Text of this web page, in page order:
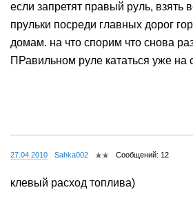
если запретят правый руль, взять
прульки посреди главных дорог
домам. на что спорим что снова
ПРавильном руле кататься уже
27.04.2010 Sahka002 Сообщений: 12
клевый расход топлива)